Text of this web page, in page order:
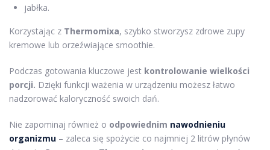
jabłka.
Korzystając z Thermomixa, szybko stworzysz zdrowe zupy
kremowe lub orzeźwiające smoothie.
Podczas gotowania kluczowe jest kontrolowanie wielkości
porcji. Dzięki funkcji ważenia w urządzeniu możesz łatwo
nadzorować kaloryczność swoich dań.
Nie zapominaj również o odpowiednim nawodnieniu
organizmu – zaleca się spożycie co najmniej 2 litrów płynów